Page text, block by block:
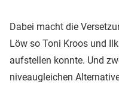
Dabei macht die
Löw so Toni Kroos und
aufstellen konnte. Und
niveaugleichen